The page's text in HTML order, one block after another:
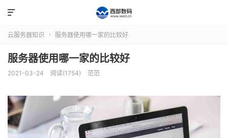

云服务器知识  服务器使用哪一家的比较好
服务器使用哪一家的比较好
2021-03-24 阅读(1754) 范范